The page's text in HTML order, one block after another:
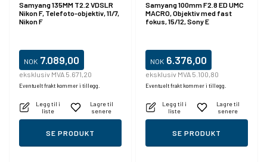
Samyang 135MM T2.2 VDSLR
Nikon F, Telefoto-objektiv, 11/7,
Nikon F
NOK 7.089,00
eksklusiv MVA 5.671,20
Eventuelt frakt kommer i tillegg.
Legg til i
liste
Lagre til
senere
SE PRODUKT
Samyang 100mm F2.8 ED UMC
MACRO, Objektiv med fast
fokus, 15/12, Sony E
NOK 6.376,00
eksklusiv MVA 5.100,80
Eventuelt frakt kommer i tillegg.
Legg til i
liste
Lagre til
senere
SE PRODUKT